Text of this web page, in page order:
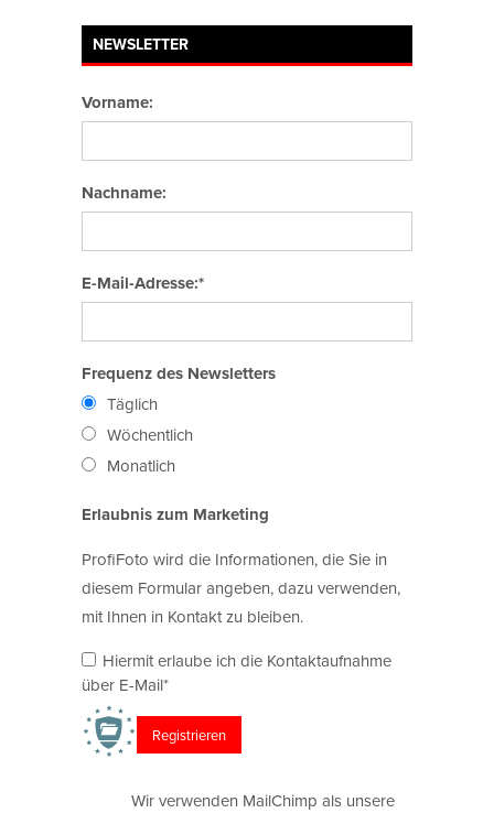
NEWSLETTER
Vorname:
Nachname:
E-Mail-Adresse:*
Frequenz des Newsletters
Täglich
Wöchentlich
Monatlich
Erlaubnis zum Marketing
ProfiFoto wird die Informationen, die Sie in
diesem Formular angeben, dazu verwenden,
mit Ihnen in Kontakt zu bleiben.
Hiermit erlaube ich die Kontaktaufnahme
über E-Mail*
Wir verwenden MailChimp als unsere